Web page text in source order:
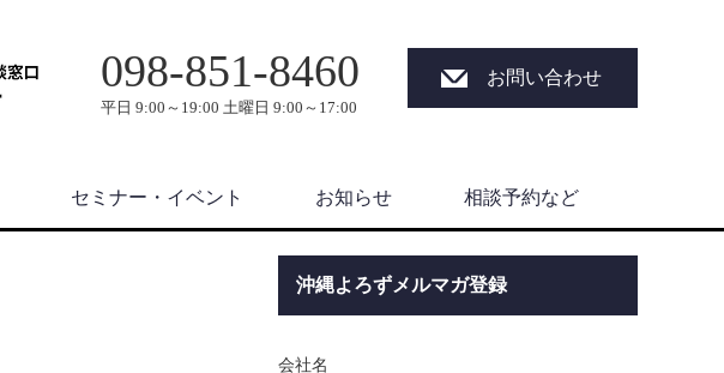
098-851-8460
平日 9:00～19:00 土曜日 9:00～17:00
お問い合わせ
セミナー・イベント お知らせ 相談予約など
沖縄よろずメルマガ登録
会社名